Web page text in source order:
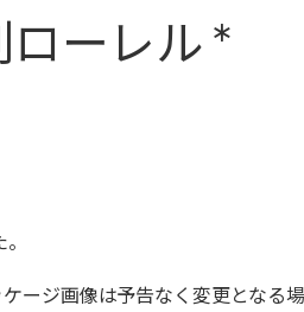
ーレル *
ジ画像は予告なく変更となる